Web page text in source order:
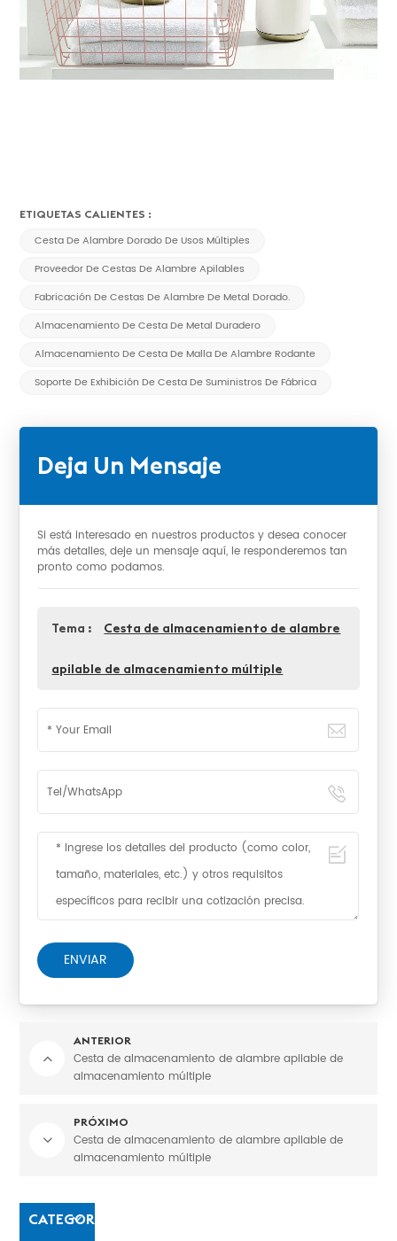
ETIQUETAS CALIENTES :
Cesta De Alambre Dorado De Usos Múltiples
Proveedor De Cestas De Alambre Apilables
Fabricación De Cestas De Alambre De Metal Dorado.
Almacenamiento De Cesta De Metal Duradero
Almacenamiento De Cesta De Malla De Alambre Rodante
Soporte De Exhibición De Cesta De Suministros De Fábrica
Deja Un Mensaje
Si está interesado en nuestros productos y desea conocer
más detalles, deje un mensaje aquí, le responderemos tan
pronto como podamos.
Tema : Cesta de almacenamiento de alambre
apilable de almacenamiento múltiple
ENVIAR
ANTERIOR
Cesta de almacenamiento de alambre apilable de
almacenamiento múltiple
PRÓXIMO
Cesta de almacenamiento de alambre apilable de
almacenamiento múltiple
CATEGORÍAS